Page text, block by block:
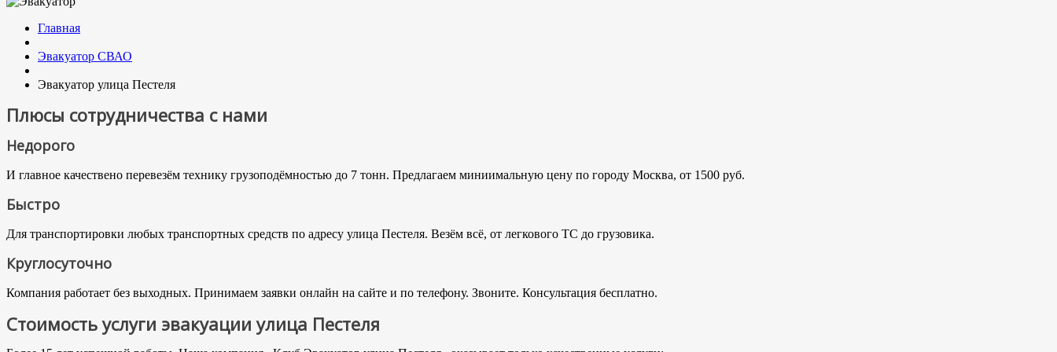
Главная
Эвакуатор СВАО
Эвакуатор улица Пестеля
Плюсы сотрудничества с нами
Недорого
И главное качествено перевезём технику грузоподёмностью до 7 тонн. Предлагаем миниимальную цену по городу Москва, от 1500 руб.
Быстро
Для транспортировки любых транспортных средств по адресу улица Пестеля. Везём всё, от легкового ТС до грузовика.
Круглосуточно
Компания работает без выходных. Принимаем заявки онлайн на сайте и по телефону. Звоните. Консультация бесплатно.
Стоимость услуги эвакуации улица Пестеля